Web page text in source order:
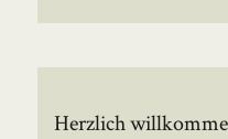
Herzlich